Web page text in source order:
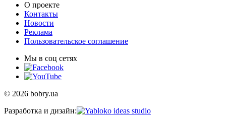
О проекте
Контакты
Новости
Реклама
Пользовательское соглашение
Мы в соц сетях
© 2026 bobry.ua
Разработка и дизайн: